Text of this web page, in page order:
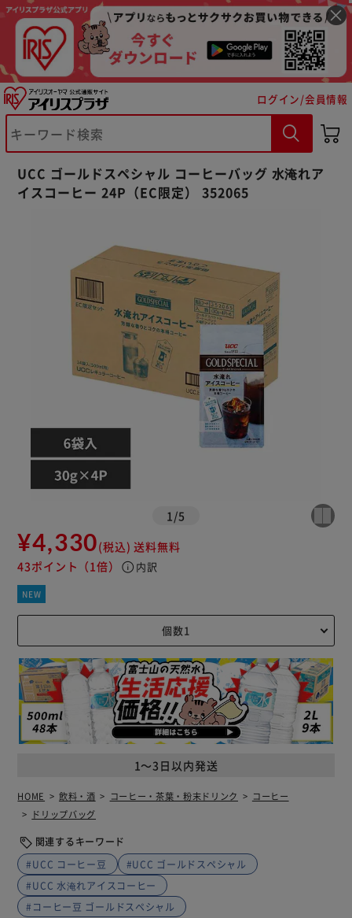
ログイン/会員情報
UCC ゴールドスペシャル コーヒーバッグ 水淹れア
イスコーヒー 24P（EC限定） 352065
1 /5
¥4,330(税込) 送料無料
43ポイント （1倍） info 内訳
NEW
1～3日以内発送
HOME 飲料・酒 コーヒー・茶葉・粉末ドリンク
コーヒー
ドリップバッグ
関連するキーワード
#UCC コーヒー豆
#UCC ゴールドスペシャル
#UCC 水淹れアイスコーヒー
#コーヒー豆 ゴールドスペシャル
※ご確認ください
カートに入れる 購入手続きへ